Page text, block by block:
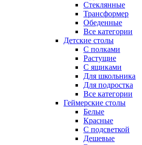
Стеклянные
Трансформер
Обеденные
Все категории
Детские столы
С полками
Растущие
С ящиками
Для школьника
Для подростка
Все категории
Геймерские столы
Белые
Красные
С подсветкой
Дешевые